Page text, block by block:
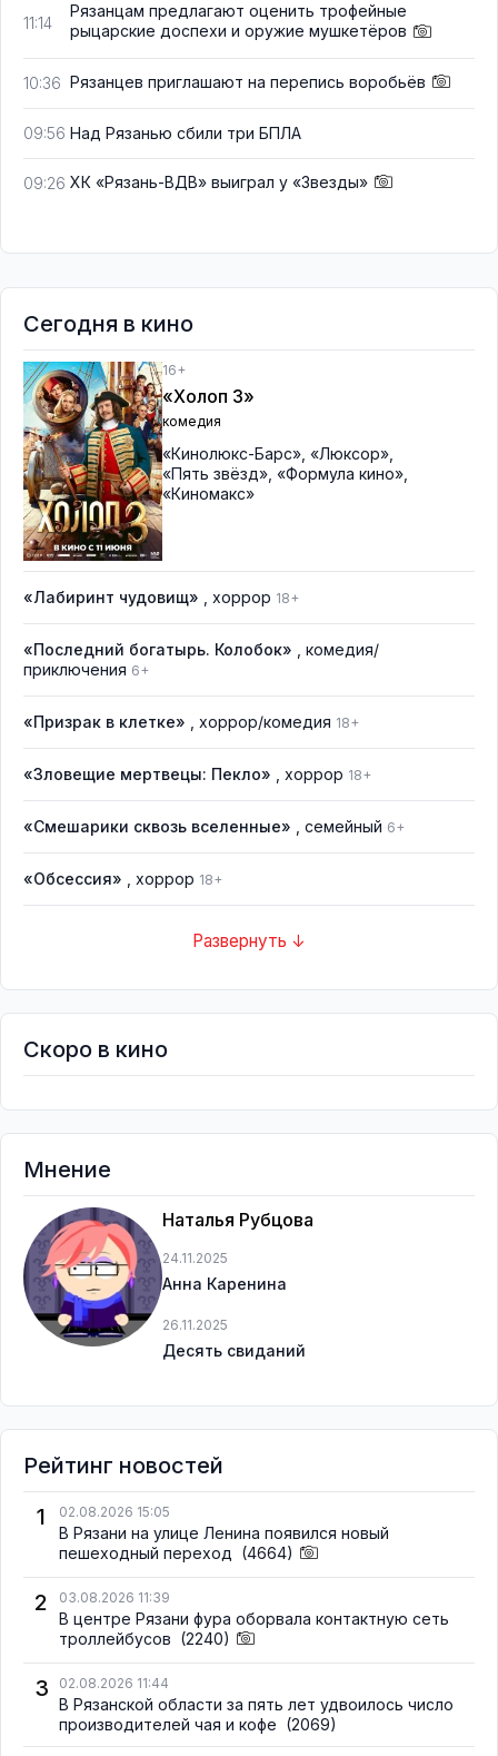
11:14
Рязанцам предлагают оценить трофейные
рыцарские доспехи и оружие мушкетёров
10:36 Рязанцев приглашают на перепись воробьёв
09:56 Над Рязанью сбили три БПЛА
09:26 ХК «Рязань-ВДВ» выиграл у «Звезды»
Сегодня в кино
16+
«Холоп 3»
комедия
«Кинолюкс-Барс» «Люксор»
«Пять звёзд» «Формула кино»
«Киномакс»
«Лабиринт чудовищ» , хоррор 18+
«Последний богатырь. Колобок»
, комедия/
приключения 6+
«Призрак в клетке» , хоррор/комедия 18+
«Зловещие мертвецы: Пекло» , хоррор 18+
«Смешарики сквозь вселенные» , семейный 6+
«Обсессия» , хоррор 18+
Развернуть ↓
Скоро в кино
Мнение
Наталья Рубцова
24.11.2025
Анна Каренина
26.11.2025
Десять свиданий
Рейтинг новостей
1
02.08.2026 15:05
В Рязани на улице Ленина появился новый
пешеходный переход (4664)
2 03.08.2026 11:39
В центре Рязани фура оборвала контактную сеть
троллейбусов (2240)
3 02.08.2026 11:44
В Рязанской области за пять лет удвоилось число
производителей чая и кофе (2069)